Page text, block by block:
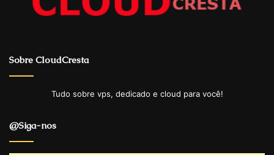
Sobre CloudCresta
Tudo sobre vps, dedicado e cloud para você!
@Siga-nos